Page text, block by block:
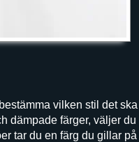
vilken stil det
dämpade färger, väljer
tar du en färg du gillar